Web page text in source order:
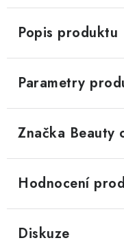
Popis produktu
Parametry
Značka Beauty
Hodnocení
Diskuze